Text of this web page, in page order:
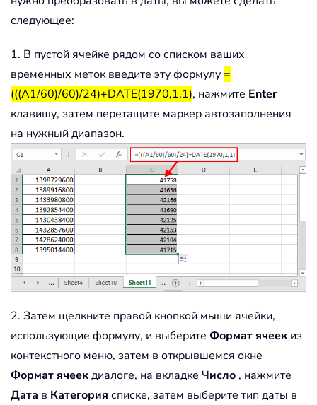
следующее:
1. В пустой ячейке рядом со списком ваших
временных меток введите эту формулу =
(((A1/60)/60)/24)+DATE(1970,1,1), нажмите Enter
клавишу, затем перетащите маркер автозаполнения
на нужный диапазон.
2. Затем щелкните правой кнопкой мыши ячейки,
использующие формулу, и выберите Формат ячеек из
контекстного меню, затем в открывшемся окне
Формат ячеекдиалоге, на вкладке Число , нажмите
Дата в Категория списке, затем выберите тип даты в